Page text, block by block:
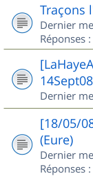
Traçons
Dernier
Réponses :
14Sept08
Dernier
[18/05/
(Eure)
Dernier
Réponses :